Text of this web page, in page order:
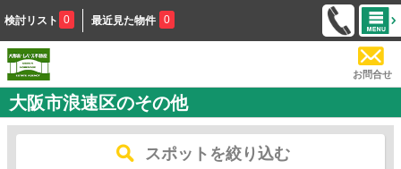
検討リスト 0 最近見た物件 0
お問合せ
大阪市浪速区のその他
スポットを絞り込む